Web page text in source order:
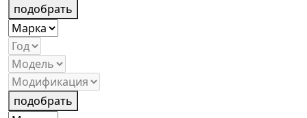
подобрать
подобрать